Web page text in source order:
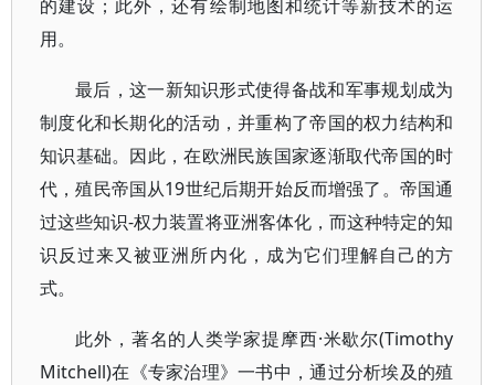
的建设；此外，还有绘制地图和统计等新技术的运
用。
最后，这一新知识形式使得备战和军事规划成为
制度化和长期化的活动，并重构了帝国的权力结构和
知识基础。因此，在欧洲民族国家逐渐取代帝国的时
代，殖民帝国从19世纪后期开始反而增强了。帝国通
过这些知识-权力装置将亚洲客体化，而这种特定的知
识反过来又被亚洲所内化，成为它们理解自己的方
式。
此外，著名的人类学家提摩西·米歇尔(Timothy
Mitchell)在《专家治理》一书中，通过分析埃及的殖